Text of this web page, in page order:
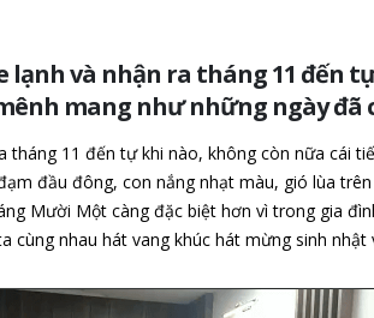
lạnh và nhận ra tháng 11 đến
mang như những ngày đã
tháng 11 đến tự khi nào, không còn nữa cái
đầu đông, con nắng nhạt màu, gió lùa
Mười Một càng đặc biệt hơn vì trong gia
cùng nhau hát vang khúc hát mừng sinh nhật